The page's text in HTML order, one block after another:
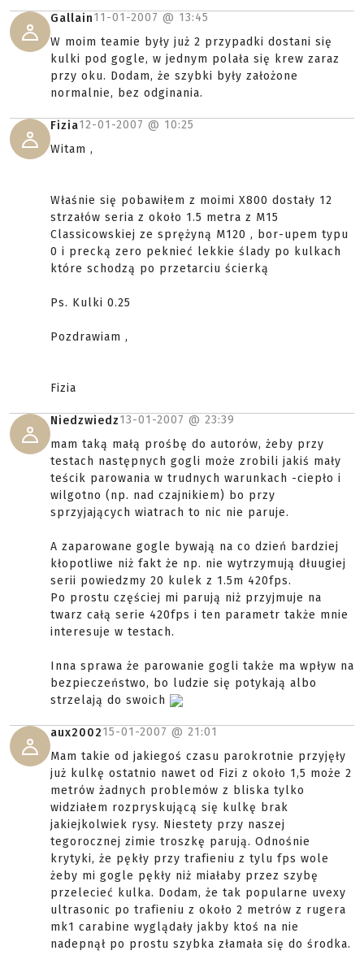
Gallain11-01-2007 @ 13:45
W moim teamie były już 2 przypadki dostani się
kulki pod gogle, w jednym polała się krew zaraz
przy oku. Dodam, że szybki były założone
normalnie, bez odginania.
Fizia12-01-2007 @ 10:25
Witam ,
Właśnie się pobawiłem z moimi X800 dostały 12
strzałów seria z około 1.5 metra z M15
Classicowskiej ze sprężyną M120 , bor-upem typu
0 i precką zero peknieć lekkie ślady po kulkach
które schodzą po przetarciu ścierką
Ps. Kulki 0.25
Pozdrawiam ,
Fizia
Niedzwiedz13-01-2007 @ 23:39
mam taką małą prośbę do autorów, żeby przy
testach następnych gogli może zrobili jakiś mały
teścik parowania w trudnych warunkach -ciepło i
wilgotno (np. nad czajnikiem) bo przy
sprzyjających wiatrach to nic nie paruje.
A zaparowane gogle bywają na co dzień bardziej
kłopotliwe niż fakt że np. nie wytrzymują dłuugiej
serii powiedzmy 20 kulek z 1.5m 420fps.
Po prostu częściej mi parują niż przyjmuje na
twarz całą serie 420fps i ten parametr także mnie
interesuje w testach.
Inna sprawa że parowanie gogli także ma wpływ na
bezpieczeństwo, bo ludzie się potykają albo
strzelają do swoich
aux200215-01-2007 @ 21:01
Mam takie od jakiegoś czasu parokrotnie przyjęły
już kulkę ostatnio nawet od Fizi z około 1,5 może 2
metrów żadnych problemów z bliska tylko
widziałem rozpryskującą się kulkę brak
jakiejkolwiek rysy. Niestety przy naszej
tegorocznej zimie troszkę parują. Odnośnie
krytyki, że pękły przy trafieniu z tylu fps wole
żeby mi gogle pękły niż miałaby przez szybę
przelecieć kulka. Dodam, że tak popularne uvexy
ultrasonic po trafieniu z około 2 metrów z rugera
mk1 carabine wyglądały jakby ktoś na nie
nadepnął po prostu szybka złamała się do środka.